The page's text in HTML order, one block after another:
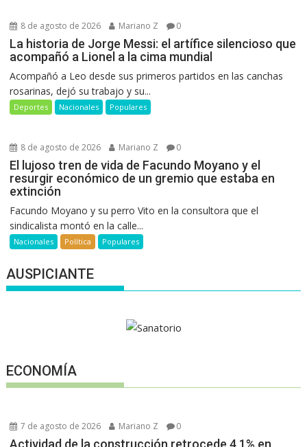
8 de agosto de 2026 Mariano Z 0
La historia de Jorge Messi: el artífice silencioso que
acompañó a Lionel a la cima mundial
Acompañó a Leo desde sus primeros partidos en las canchas
rosarinas, dejó su trabajo y su...
Deportes Nacionales Populares
8 de agosto de 2026 Mariano Z 0
El lujoso tren de vida de Facundo Moyano y el
resurgir económico de un gremio que estaba en
extinción
Facundo Moyano y su perro Vito en la consultora que el
sindicalista montó en la calle...
Nacionales Política Populares
AUSPICIANTE
ECONOMÍA
7 de agosto de 2026 Mariano Z 0
Actividad de la construcción retrocede 4,1% en